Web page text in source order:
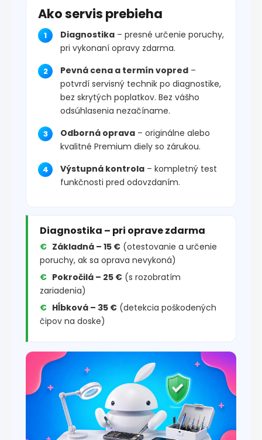
Ako servis prebieha
Diagnostika – presné určenie poruchy,
pri vykonaní opravy zdarma.
Pevná cena a termín vopred –
potvrdí servisný technik po diagnostike,
bez skrytých poplatkov. Bez vášho
odsúhlasenia nezačíname.
Odborná oprava – originálne alebo
kvalitné Premium diely so zárukou.
Výstupná kontrola – kompletný test
funkčnosti pred odovzdaním.
Diagnostika – pri oprave zdarma
Základná – 15 € (otestovanie a určenie
poruchy, ak sa oprava nevykoná)
Pokročilá – 25 € (s rozobratím
zariadenia)
Hĺbková – 35 € (detekcia poškodených
čipov na doske)